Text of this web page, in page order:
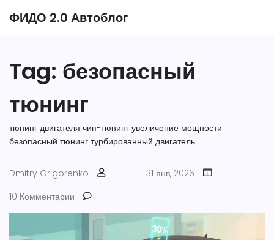
ФИДО 2.0 Автоблог
Tag: безопасный
тюнинг
тюнинг двигателя чип-тюнинг увеличение мощности
безопасный тюнинг турбированный двигатель
Dmitry Grigorenko
31 янв, 2026
10 Комментарии